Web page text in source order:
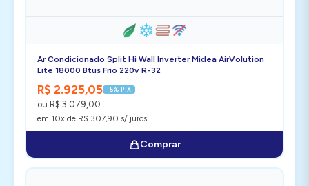
Ar Condicionado Split Hi Wall Inverter Midea AirVolution
Lite 18000 Btus Frio 220v R-32
R$ 2.925,05 -5% PIX
ou R$ 3.079,00
em 10x de R$ 307,90 s/ juros
Comprar